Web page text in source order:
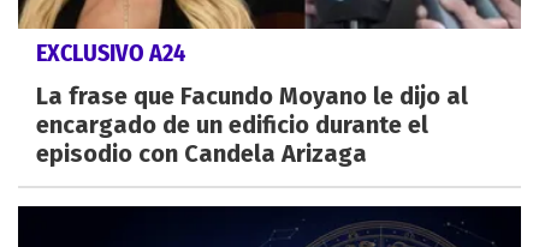
EXCLUSIVO A24
La frase que Facundo Moyano le dijo al
encargado de un edificio durante el
episodio con Candela Arizaga